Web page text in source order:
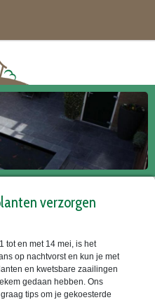
verzorgen
tot en met 14 mei, is het
op nachtvorst en kun je met
en kwetsbare zaailingen
gedaan hebben. Ons
tips om je gekoesterde